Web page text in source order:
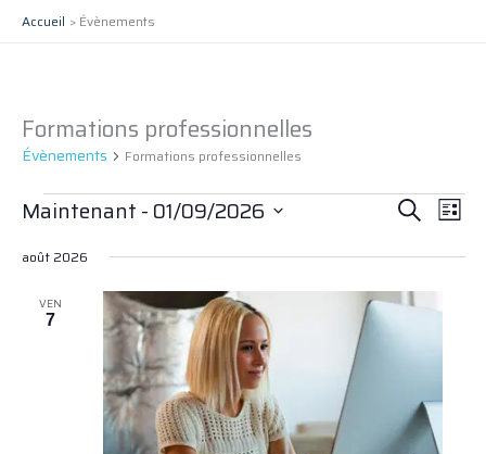
Accueil Évènements
Formations professionnelles
Évènements Formations professionnelles
Évènements
Recherche
navigation
vues
Évènements
Recherche
vues
Liste
Maintenant - 01/09/2026
une
août 2026
VEN
7